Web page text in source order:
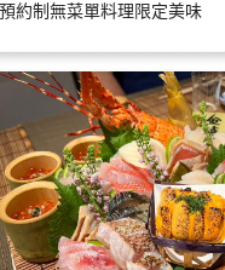
預約制無菜單料理限定美味